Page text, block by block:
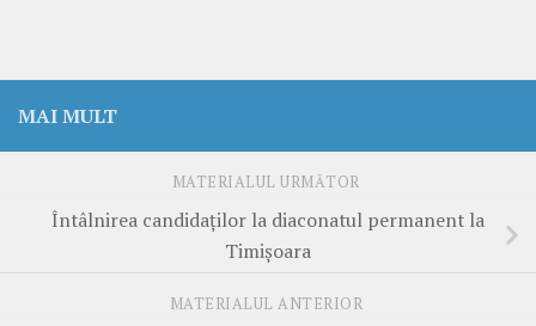
MAI MULT
MATERIALUL URMĂTOR
Întâlnirea candidaților la diaconatul permanent la
Timișoara
MATERIALUL ANTERIOR